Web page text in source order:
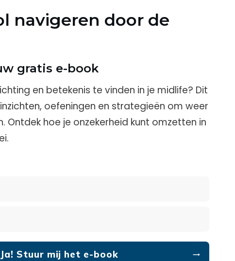
navigeren door de
gratis e-book
en betekenis te vinden in je midlife? Dit
oefeningen en strategieën om weer
Ontdek hoe je onzekerheid kunt omzetten in
Ja! Stuur mij het e-book